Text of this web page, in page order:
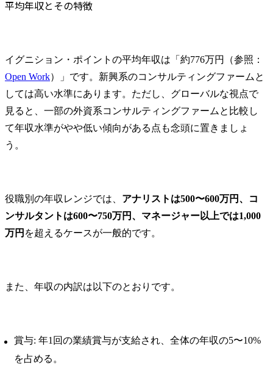
平均年収とその特徴
イグニション・ポイントの平均年収は「約776万円（参照：
Open Work）」です。新興系のコンサルティングファームと
しては高い水準にあります。ただし、グローバルな視点で
見ると、一部の外資系コンサルティングファームと比較し
て年収水準がやや低い傾向がある点も念頭に置きましょ
う。
役職別の年収レンジでは、 アナリストは500〜600万円、コ
ンサルタントは600〜750万円、マネージャー以上では1,000
万円 を超えるケースが一般的です。
また、年収の内訳は以下のとおりです。
賞与: 年1回の業績賞与が支給され、全体の年収の5〜10%
を占める。